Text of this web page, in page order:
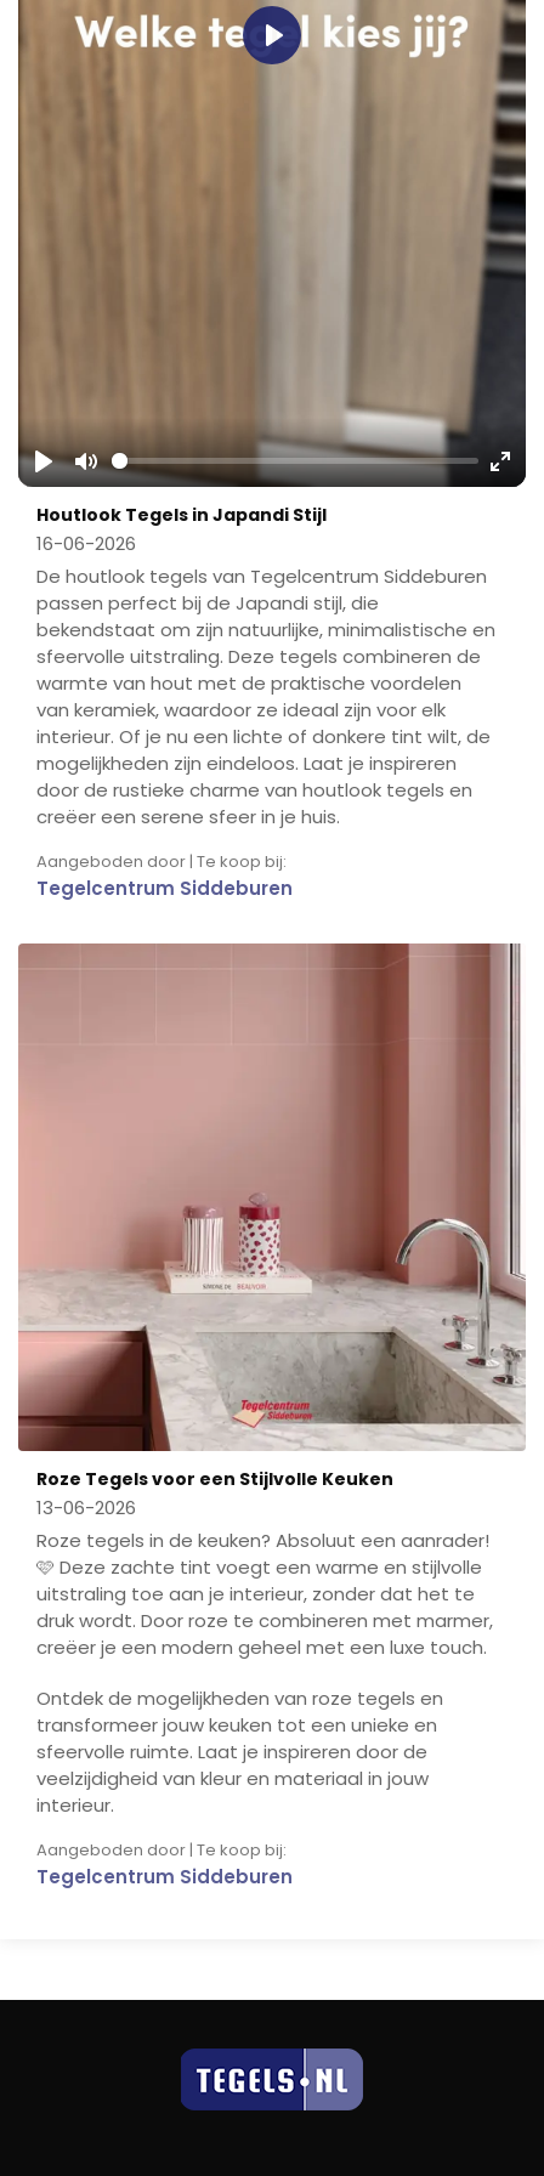
Play Mute
Play
Houtlook Tegels in Japandi Stijl
16-06-2026
De houtlook tegels van Tegelcentrum Siddeburen
passen perfect bij de Japandi stijl, die
bekendstaat om zijn natuurlijke, minimalistische en
sfeervolle uitstraling. Deze tegels combineren de
warmte van hout met de praktische voordelen
van keramiek, waardoor ze ideaal zijn voor elk
interieur. Of je nu een lichte of donkere tint wilt, de
mogelijkheden zijn eindeloos. Laat je inspireren
door de rustieke charme van houtlook tegels en
creëer een serene sfeer in je huis.
Aangeboden door | Te koop bij:
Tegelcentrum Siddeburen
Roze Tegels voor een Stijlvolle Keuken
13-06-2026
Roze tegels in de keuken? Absoluut een aanrader!
🩷 Deze zachte tint voegt een warme en stijlvolle
uitstraling toe aan je interieur, zonder dat het te
druk wordt. Door roze te combineren met marmer,
creëer je een modern geheel met een luxe touch.
Ontdek de mogelijkheden van roze tegels en
transformeer jouw keuken tot een unieke en
sfeervolle ruimte. Laat je inspireren door de
veelzijdigheid van kleur en materiaal in jouw
interieur.
Aangeboden door | Te koop bij:
Tegelcentrum Siddeburen